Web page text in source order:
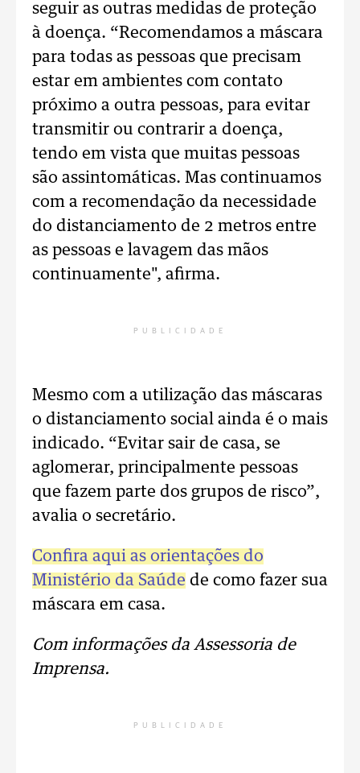
seguir as outras medidas de proteção
à doença. “Recomendamos a máscara
para todas as pessoas que precisam
estar em ambientes com contato
próximo a outra pessoas, para evitar
transmitir ou contrarir a doença,
tendo em vista que muitas pessoas
são assintomáticas. Mas continuamos
com a recomendação da necessidade
do distanciamento de 2 metros entre
as pessoas e lavagem das mãos
continuamente", afirma.
PUBLICIDADE
Mesmo com a utilização das máscaras
o distanciamento social ainda é o mais
indicado. “Evitar sair de casa, se
aglomerar, principalmente pessoas
que fazem parte dos grupos de risco”,
avalia o secretário.
Confira aqui as orientações do
Ministério da Saúde de como fazer sua
máscara em casa.
Com informações da Assessoria de
Imprensa.
PUBLICIDADE